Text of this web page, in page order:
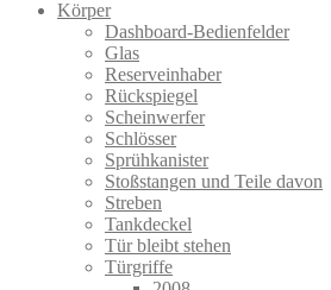
Körper
Dashboard-Bedienfelder
Glas
Reserveinhaber
Rückspiegel
Scheinwerfer
Schlösser
Sprühkanister
Stoßstangen und Teile davon
Streben
Tankdeckel
Tür bleibt stehen
Türgriffe